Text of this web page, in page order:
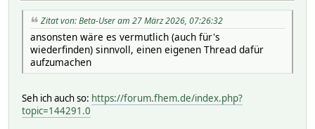
Zitat von: Beta-User am 27 März 2026, 07:26:32
ansonsten wäre es vermutlich (auch für's
wiederfinden) sinnvoll, einen eigenen Thread dafür
aufzumachen
Seh ich auch so: https://forum.fhem.de/index.php?
topic=144291.0